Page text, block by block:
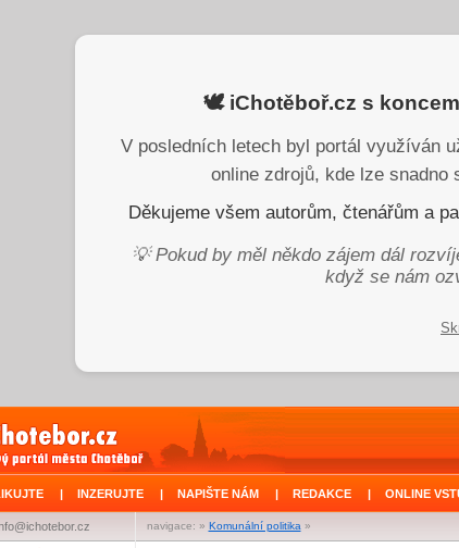
🕊️ iChotěboř.cz s
V posledních letech byl portál využíván
online zdrojů, kde lze
Děkujeme všem autorům, čtenářům a
💡 Pokud by měl někdo zájem dál
když se nám
| INZERUJTE | NAPIŠTE NÁM | REDAKCE | ONLINE
navigace: » Komunální politika »